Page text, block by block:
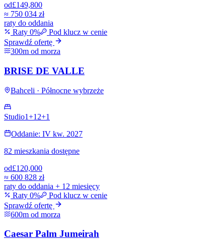
od£149,800
≈ 750 034 zł
raty do oddania
Raty 0%
Pod klucz w cenie
Sprawdź ofertę
300m od morza
BRISE DE VALLE
Bahceli · Północne wybrzeże
Studio1+1 2+1
Oddanie: IV kw. 2027
82 mieszkania dostępne
od£120,000
≈ 600 828 zł
raty do oddania + 12 miesięcy
Raty 0%
Pod klucz w cenie
Sprawdź ofertę
600m od morza
Caesar Palm Jumeirah